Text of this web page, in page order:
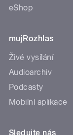
eShop
mujRozhlas
Živé vysílání
Audioarchiv
Podcasty
Mobilní aplikace
Sledujte nás